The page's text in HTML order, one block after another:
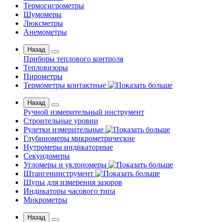
Термогигрометры
Шумомеры
Люксметры
Анемометры
Назад
Приборы теплового контроля
Тепловизоры
Пирометры
Термометры контактные
Назад
Ручной измерительный инструмент
Строительные уровни
Рулетки измерительные
Глубиномеры микрометрические
Нутромеры индикаторные
Секундомеры
Угломеры и уклономеры
Штангенинструмент
Щупы для измерения зазоров
Индикаторы часового типа
Микрометры
Назад